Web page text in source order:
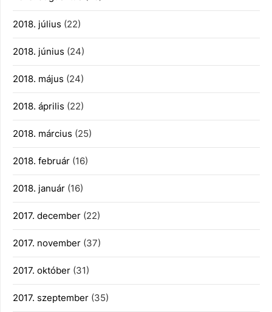
2018. július (22)
2018. június (24)
2018. május (24)
2018. április (22)
2018. március (25)
2018. február (16)
2018. január (16)
2017. december (22)
2017. november (37)
2017. október (31)
2017. szeptember (35)